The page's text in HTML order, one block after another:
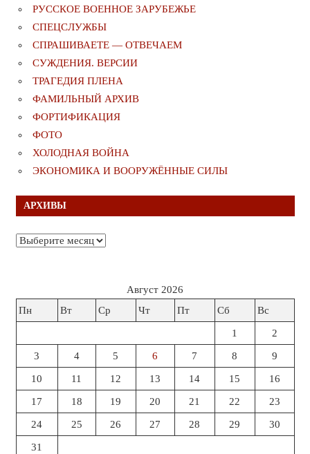
РУССКОЕ ВОЕННОЕ ЗАРУБЕЖЬЕ
СПЕЦСЛУЖБЫ
СПРАШИВАЕТЕ — ОТВЕЧАЕМ
СУЖДЕНИЯ. ВЕРСИИ
ТРАГЕДИЯ ПЛЕНА
ФАМИЛЬНЫЙ АРХИВ
ФОРТИФИКАЦИЯ
ФОТО
ХОЛОДНАЯ ВОЙНА
ЭКОНОМИКА И ВООРУЖЁННЫЕ СИЛЫ
АРХИВЫ
Архивы
Август 2026
Пн
Вт Ср Чт Пт Сб Вс
1 2
3 4 5 6 7 8 9
10 11 12 13 14 15 16
17 18 19 20 21 22 23
24 25 26 27 28 29 30
31